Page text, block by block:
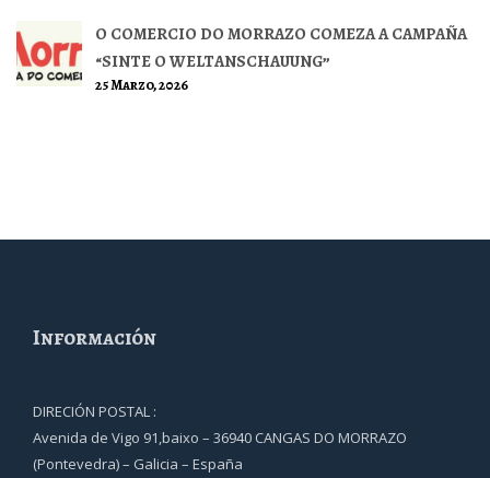
O COMERCIO DO MORRAZO COMEZA A CAMPAÑA
“SINTE O WELTANSCHAUUNG”
25 Marzo, 2026
Información
DIRECIÓN POSTAL :
Avenida de Vigo 91,baixo – 36940 CANGAS DO MORRAZO
(Pontevedra) – Galicia – España